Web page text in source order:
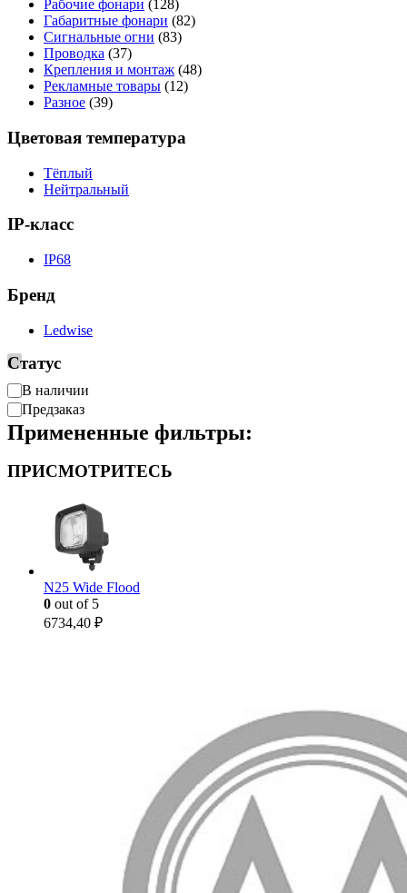
Рабочие фонари (128)
Габаритные фонари (82)
Сигнальные огни (83)
Проводка (37)
Крепления и монтаж (48)
Рекламные товары (12)
Разное (39)
Цветовая температура
Тёплый
Нейтральный
IP-класс
IP68
Бренд
Ledwise
Статус
Доступность
В наличии
Предзаказ
Примененные фильтры:
ПРИСМОТРИТЕСЬ
N25 Wide Flood
0 out of 5
6734,40 ₽